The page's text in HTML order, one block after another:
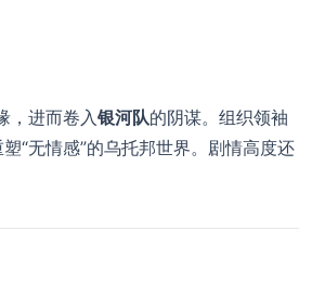
，进而卷入​​银河队​​的阴谋。组织领袖
塑“无情感”的乌托邦世界。剧情高度还